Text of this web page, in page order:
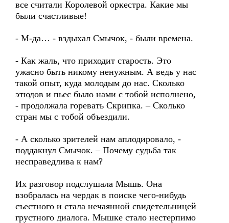
все считали Королевой оркестра. Какие мы
были счастливые!
- М-да… - вздыхал Смычок, - были времена.
- Как жаль, что приходит старость. Это
ужасно быть никому ненужным. А ведь у нас
такой опыт, куда молодым до нас. Сколько
этюдов и пьес было нами с тобой исполнено,
- продолжала горевать Скрипка. – Сколько
стран мы с тобой объездили.
- А сколько зрителей нам аплодировало, -
поддакнул Смычок. – Почему судьба так
несправедлива к нам?
Их разговор подслушала Мышь. Она
взобралась на чердак в поиске чего-нибудь
съестного и стала нечаянной свидетельницей
грустного диалога. Мышке стало нестерпимо